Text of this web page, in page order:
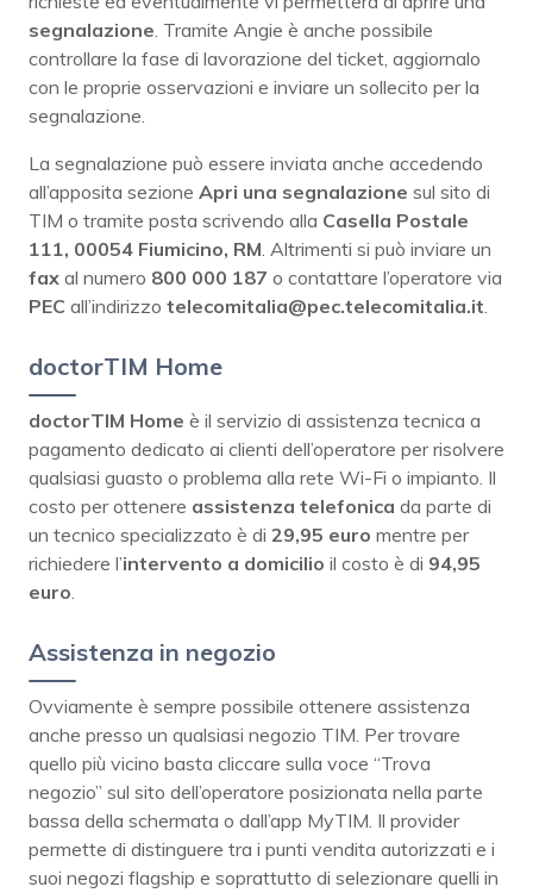
segnalazione. Tramite Angie è anche possibile
controllare la fase di lavorazione del ticket, aggiornalo
con le proprie osservazioni e inviare un sollecito per la
segnalazione.
La segnalazione può essere inviata anche accedendo
all’apposita sezione Apri una segnalazione sul sito di
TIM o tramite posta scrivendo alla Casella Postale
111, 00054 Fiumicino, RM. Altrimenti si può inviare un
fax al numero 800 000 187 o contattare l’operatore via
PEC all’indirizzo telecomitalia@pec.telecomitalia.it.
doctorTIM Home
doctorTIM Home è il servizio di assistenza tecnica a
pagamento dedicato ai clienti dell’operatore per risolvere
qualsiasi guasto o problema alla rete Wi-Fi o impianto. Il
costo per ottenere assistenza telefonica da parte di
un tecnico specializzato è di 29,95 euro mentre per
richiedere l’intervento a domicilio il costo è di 94,95
euro.
Assistenza in negozio
Ovviamente è sempre possibile ottenere assistenza
anche presso un qualsiasi negozio TIM. Per trovare
quello più vicino basta cliccare sulla voce “Trova
negozio” sul sito dell’operatore posizionata nella parte
bassa della schermata o dall’app MyTIM. Il provider
permette di distinguere tra i punti vendita autorizzati e i
suoi negozi flagship e soprattutto di selezionare quelli in